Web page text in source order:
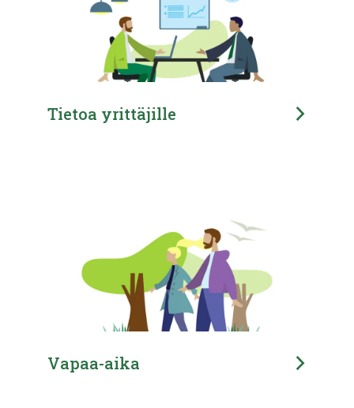
Tietoa yrittäjille
Vapaa-aika